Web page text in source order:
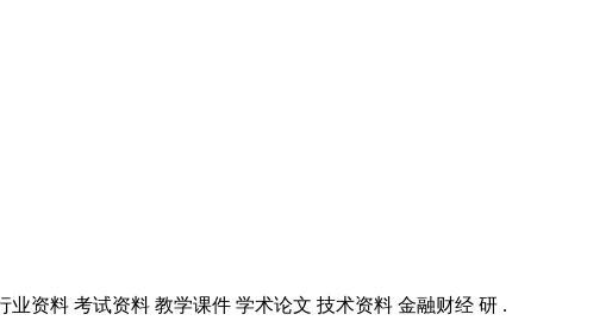
业资料 考试资料 教学课件 学术论文 技术资料 金融财经 研 .